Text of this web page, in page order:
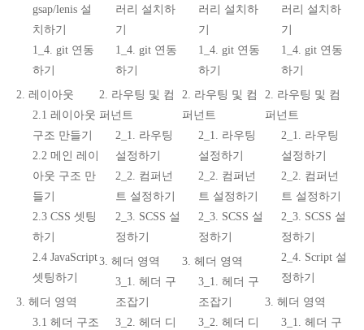
gsap/lenis 설
치하기
1_4. git 연동
하기
2. 레이아웃
2.1 레이아웃
구조 만들기
2.2 메인 레이
아웃 구조 만
들기
2.3 CSS 셋팅
하기
2.4 JavaScript
셋팅하기
3. 헤더 영역
3.1 헤더 구조
러리 설치하
기
1_4. git 연동
하기
2. 라우팅 및 컴
퍼넌트
2_1. 라우팅
설정하기
2_2. 컴퍼넌
트 설정하기
2_3. SCSS 설
정하기
3. 헤더 영역
3_1. 헤더 구
조잡기
3_2. 헤더 디
러리 설치하
기
1_4. git 연동
하기
2. 라우팅 및 컴
퍼넌트
2_1. 라우팅
설정하기
2_2. 컴퍼넌
트 설정하기
2_3. SCSS 설
정하기
3. 헤더 영역
3_1. 헤더 구
조잡기
3_2. 헤더 디
러리 설치하
기
1_4. git 연동
하기
2. 라우팅 및 컴
퍼넌트
2_1. 라우팅
설정하기
2_2. 컴퍼넌
트 설정하기
2_3. SCSS 설
정하기
2_4. Script 설
정하기
3. 헤더 영역
3_1. 헤더 구